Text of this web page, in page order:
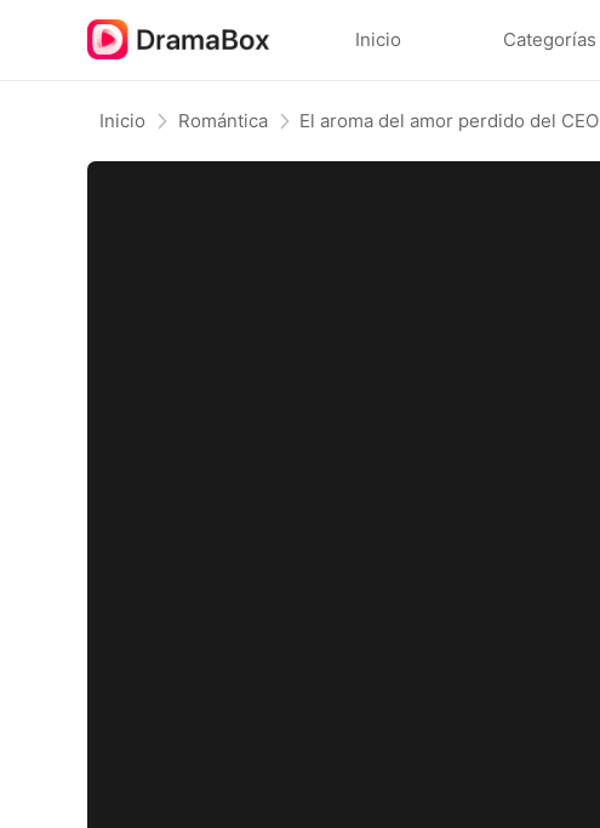
Inicio Categorías
Inicio Romántica El aroma del amor perdido del CEO